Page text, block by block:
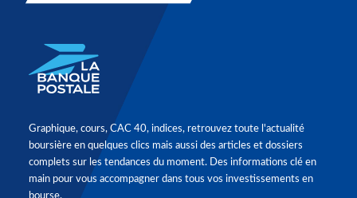
Graphique, cours, CAC 40, indices, retrouvez toute l'actualité
boursière en quelques clics mais aussi des articles et dossiers
complets sur les tendances du moment. Des informations clé en
main pour vous accompagner dans tous vos investissements en